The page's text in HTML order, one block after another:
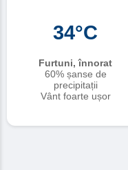
34°C
Furtuni, înnorat
60% șanse de
precipitații
Vânt foarte ușor